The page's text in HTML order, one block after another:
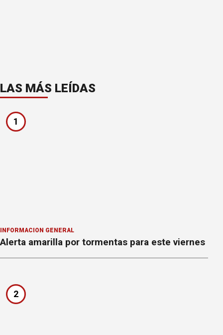
LAS MÁS LEÍDAS
1
INFORMACION GENERAL
Alerta amarilla por tormentas para este viernes
2